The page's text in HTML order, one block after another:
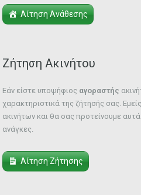
Αίτηση Ανάθεσης
Ζήτηση Ακινήτου
Εάν είστε υποψήφιος αγοραστής
χαρακτηριστικά της ζήτησής σας.
ακινήτων και θα σας προτείνουμε
ανάγκες.
Αίτηση Ζήτησης